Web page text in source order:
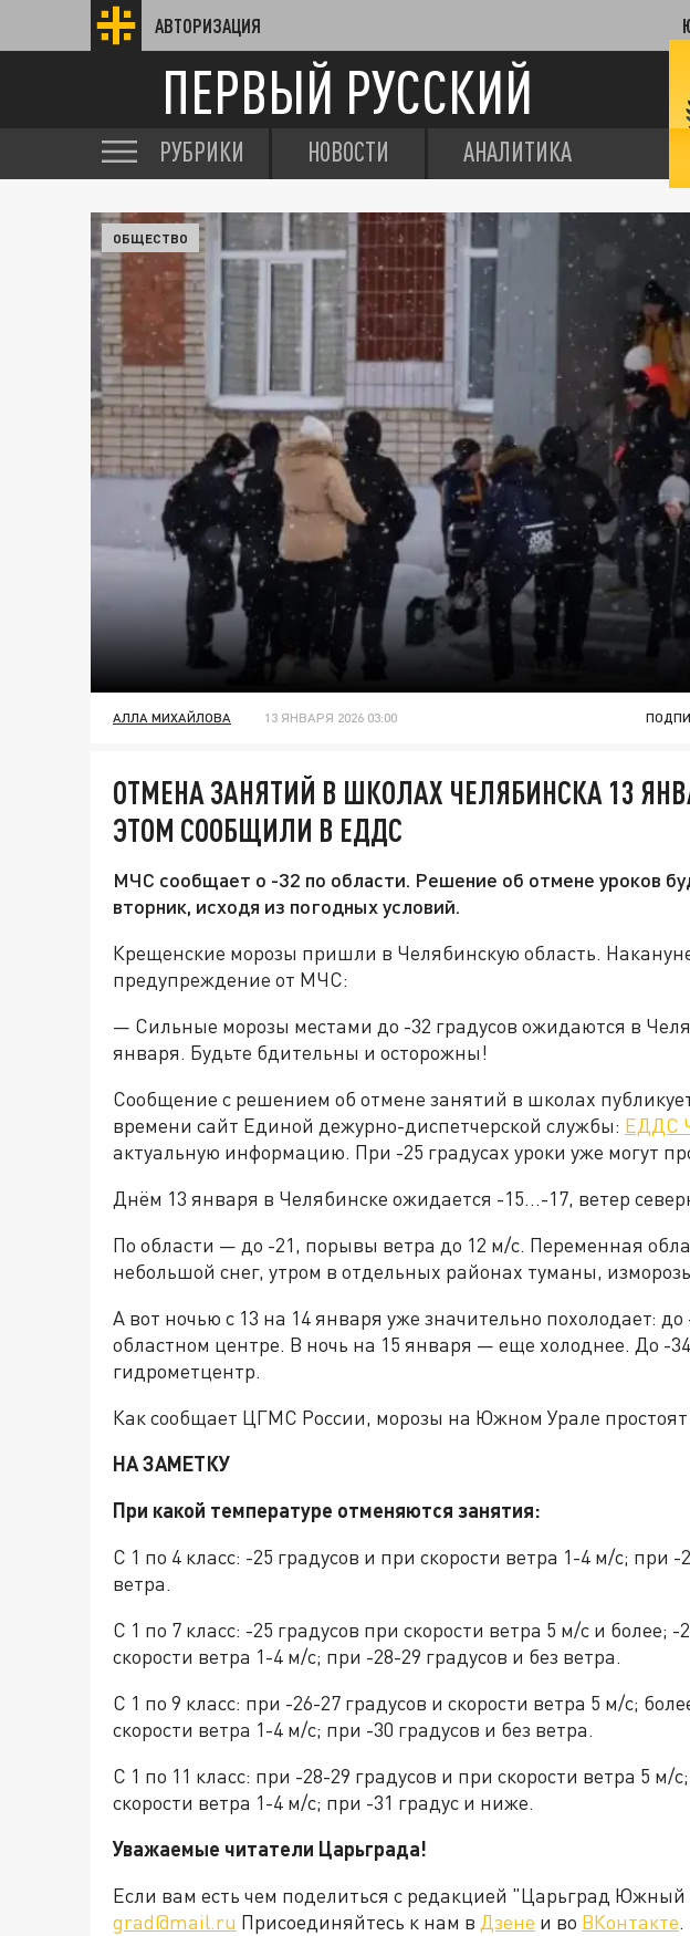
АВТОРИЗАЦИЯ
ПЕРВЫЙ РУССКИЙ
РУБРИКИ НОВОСТИ АНАЛИТИКА
ОБЩЕСТВО
АЛЛА МИХАЙЛОВА 13 ЯНВАРЯ 2026 03:00
ОТМЕНА ЗАНЯТИЙ В ШКОЛАХ ЧЕЛЯБИНСКА 13
ЭТОМ СООБЩИЛИ В ЕДДС
МЧС сообщает о -32 по области. Решение об отмене уроков
вторник, исходя из погодных условий.
Крещенские морозы пришли в Челябинскую область.
предупреждение от МЧС:
— Сильные морозы местами до -32 градусов ожидаются в
января. Будьте бдительны и осторожны!
Сообщение с решением об отмене занятий в школах
времени сайт Единой дежурно-диспетчерской службы: ЕДДС
актуальную информацию. При -25 градусах уроки уже могут
Днём 13 января в Челябинске ожидается -15…-17, ветер
По области — до -21, порывы ветра до 12 м/с. Переменная
небольшой снег, утром в отдельных районах туманы, изморозь
А вот ночью с 13 на 14 января уже значительно похолодает: до
областном центре. В ночь на 15 января — еще холоднее. До -
гидрометцентр.
Как сообщает ЦГМС России, морозы на Южном Урале
НА ЗАМЕТКУ
При какой температуре отменяются занятия:
С 1 по 4 класс: -25 градусов и при скорости ветра 1-4 м/с; при -
ветра.
С 1 по 7 класс: -25 градусов при скорости ветра 5 м/с и более; -
скорости ветра 1-4 м/с; при -28-29 градусов и без ветра.
С 1 по 9 класс: при -26-27 градусов и скорости ветра 5 м/с;
скорости ветра 1-4 м/с; при -30 градусов и без ветра.
С 1 по 11 класс: при -28-29 градусов и при скорости ветра 5 м/
скорости ветра 1-4 м/с; при -31 градус и ниже.
Уважаемые читатели Царьграда!
Если вам есть чем поделиться с редакцией "Царьград
grad@mail.ru Присоединяйтесь к нам в Дзене и во ВКонтакте.